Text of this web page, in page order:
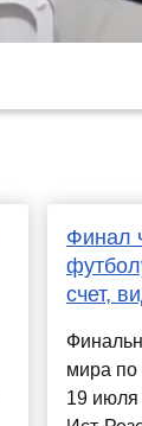
Финал
счет,
мира по
19 июля